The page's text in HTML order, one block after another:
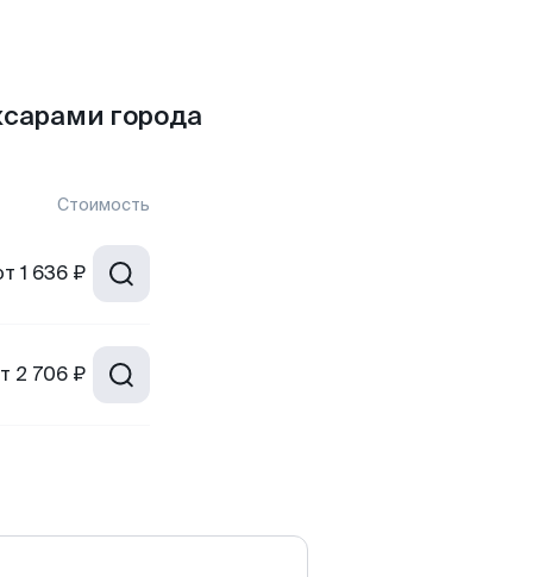
города
Стоимость
1 636 ₽
2 706 ₽